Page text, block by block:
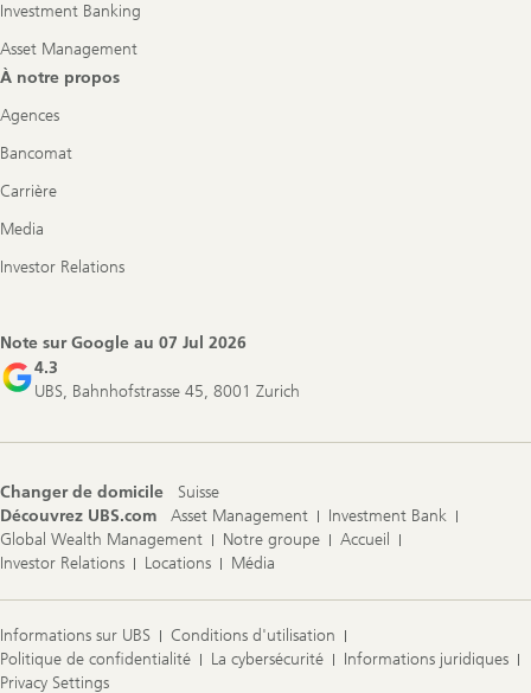
Investment Banking
Asset Management
À notre propos
Agences
Bancomat
Carrière
Media
Investor Relations
Note sur Google au 07 Jul 2026
4.3
UBS, Bahnhofstrasse 45, 8001 Zurich
Changer de domicile
Suisse
Découvrez UBS.com
Asset Management
Investment Bank
Global Wealth Management
Notre groupe
Accueil
Investor Relations
Locations Média
Informations sur UBS
Conditions d'utilisation
Politique de confidentialité
La cybersécurité
Informations juridiques
Privacy Settings